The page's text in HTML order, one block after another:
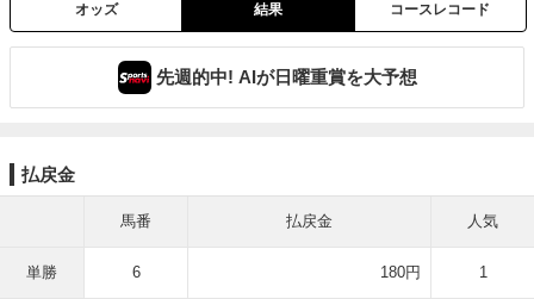
オッズ 結果 コースレコード
先週的中! AIが日曜重賞を大予想
払戻金
馬番 払戻金 人気
単勝 6 180円 1